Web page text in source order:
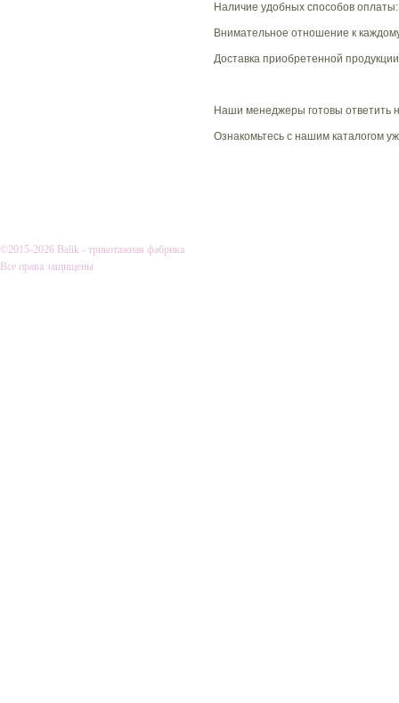
Наличие удобных способов
Внимательное отношение к
Доставка приобретенной
Наши менеджеры готовы ответить
Ознакомьтесь с нашим каталогом
©2015-2026 Balik - трикотажная фабрика
Все права защищены